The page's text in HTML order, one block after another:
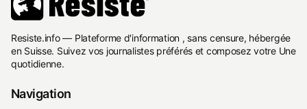
Resiste.info — Plateforme d'information , sans censure, hébergée
en Suisse. Suivez vos journalistes préférés et composez votre Une
quotidienne.
Navigation